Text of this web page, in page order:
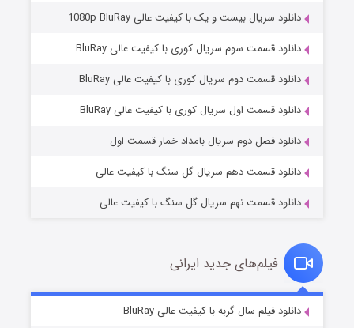
مردگان متحرک: شهر مرده ۳
قسمت۲ (زیرنویس) منتشر شد
قسمت۷ (زیرنویس) منتشر شد
دانلود سریال بیست و یک با کیفیت عالی 1080p BluRay
دانلود قسمت سوم سریال کوری با کیفیت عالی BluRay
دانلود قسمت دوم سریال کوری با کیفیت عالی BluRay
دانلود قسمت اول سریال کوری با کیفیت عالی BluRay
دانلود فصل دوم سریال بامداد خمار قسمت اول
دانلود قسمت دهم سریال گل سنگ با کیفیت عالی
دانلود قسمت نهم سریال گل سنگ با کیفیت عالی
فیلم‌های جدید ایرانی
دانلود فیلم سال گربه با کیفیت عالی BluRay